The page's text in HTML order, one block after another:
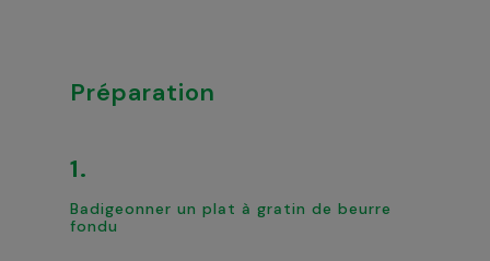
Préparation
Badigeonner un plat à gratin de beurre
fondu